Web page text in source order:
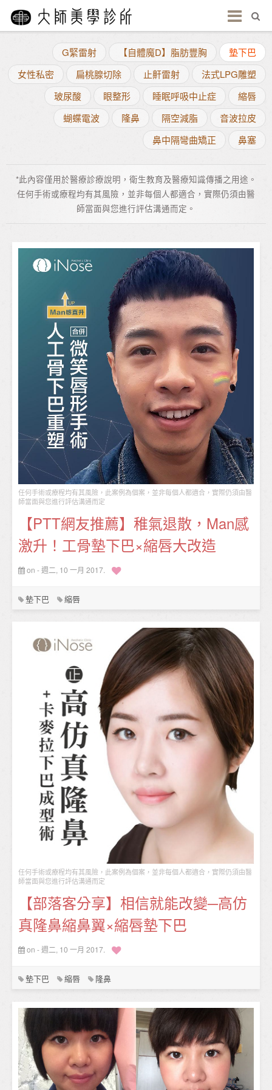
G緊雷射 【自體魔D】脂肪豐胸
墊下巴
女性私密
扁桃腺切除 止鼾雷射
法式LPG雕塑
玻尿酸
眼整形 睡眠呼吸中止症
縮唇
蝴蝶電波
隆鼻 隔空減脂
音波拉皮
鼻中隔彎曲矯正
鼻塞
*此內容僅用於醫療診療說明，衛生教育及醫療知識傳播之用途。
任何手術或療程均有其風險，並非每個人都適合，實際仍須由醫
師當面與您進行評估溝通而定。
任何手術或療程均有其風險，此案例為個案，並非每個人都適合，實際仍須由醫
師當面與您進行評估溝通而定
【PTT網友推薦】稚氣退散，Man感
激升！工骨墊下巴×縮唇大改造
on - 週二, 10 一月 2017.
墊下巴 縮唇
任何手術或療程均有其風險，此案例為個案，並非每個人都適合，實際仍須由醫
師當面與您進行評估溝通而定
【部落客分享】相信就能改變─高仿
真隆鼻縮鼻翼×縮唇墊下巴
on - 週二, 10 一月 2017.
墊下巴 縮唇 隆鼻